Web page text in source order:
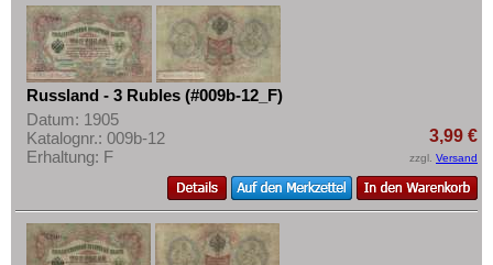
Russland - 3 Rubles (#009b-12_F)
Datum: 1905
Katalognr.: 009b-12
Erhaltung: F
3,99 €
zzgl. Versand